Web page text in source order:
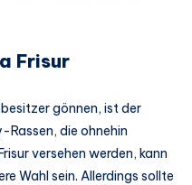
Frisur
gönnen, ist der
Rassen, die ohnehin
versehen werden, kann
Wahl sein. Allerdings sollte